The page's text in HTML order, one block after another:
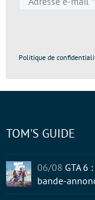
Politique de
TOM'S GUIDE
06/08 GTA 6
bande-